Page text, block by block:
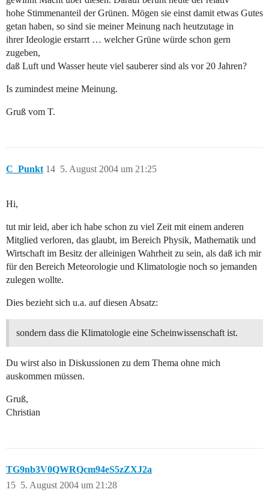
hohe Stimmenanteil der Grünen. Mögen sie einst damit etwas Gutes
getan haben, so sind sie meiner Meinung nach heutzutage in
ihrer Ideologie erstarrt … welcher Grüne würde schon gern
zugeben,
daß Luft und Wasser heute viel sauberer sind als vor 20 Jahren?
Is zumindest meine Meinung.
Gruß vom T.
C_Punkt 5. August 2004 um 21:25
14
Hi,
tut mir leid, aber ich habe schon zu viel Zeit mit einem anderen
Mitglied verloren, das glaubt, im Bereich Physik, Mathematik und
Wirtschaft im Besitz der alleinigen Wahrheit zu sein, als daß ich mir
für den Bereich Meteorologie und Klimatologie noch so jemanden
zulegen wollte.
Dies bezieht sich u.a. auf diesen Absatz:
sondern dass die Klimatologie eine Scheinwissenschaft ist.
Du wirst also in Diskussionen zu dem Thema ohne mich
auskommen müssen.
Gruß,
Christian
TG9nb3V0QWRQcm94eS5zZXJ2a
5. August 2004 um 21:28
15